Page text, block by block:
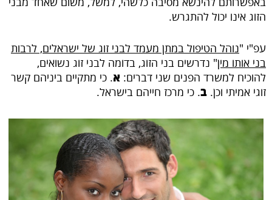
הזוג אינו יכול להתגרש.
עפ"י "נוהל הטיפול במתן מעמד לבני זוג של ישראלים, לרבות
בני אותו מין" נדרשים בני הזוג, בדומה לבני זוג נשואים,
להוכיח למשרד הפנים שני דברים: א. כי מתקיים ביניהם קשר
זוגי אמיתי וכן. ב. כי מרכז חייהם בישראל.